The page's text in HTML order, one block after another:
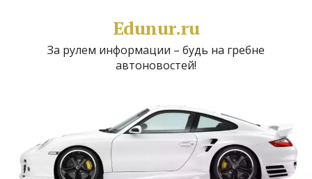
Edunur.ru
За рулем информации – будь на гребне
автоновостей!